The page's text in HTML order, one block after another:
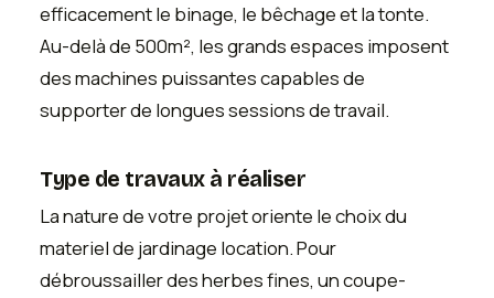
efficacement le binage, le bêchage et la tonte.
Au-delà de 500m², les grands espaces imposent
des machines puissantes capables de
supporter de longues sessions de travail.
Type de travaux à réaliser
La nature de votre projet oriente le choix du
materiel de jardinage location. Pour
débroussailler des herbes fines, un coupe-